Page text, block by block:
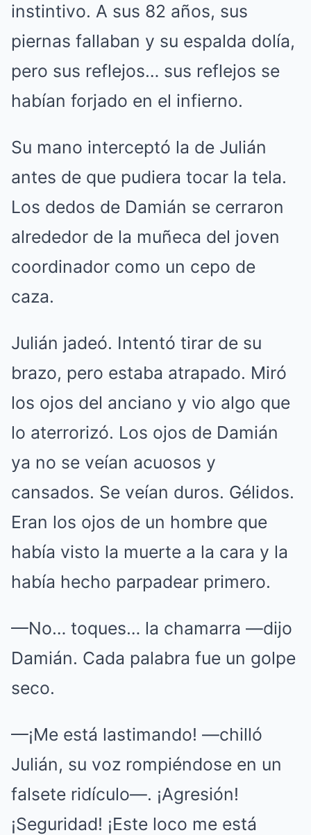
instintivo. A sus 82 años, sus
piernas fallaban y su espalda dolía,
pero sus reflejos… sus reflejos se
habían forjado en el infierno.
Su mano interceptó la de Julián
antes de que pudiera tocar la tela.
Los dedos de Damián se cerraron
alrededor de la muñeca del joven
coordinador como un cepo de
caza.
Julián jadeó. Intentó tirar de su
brazo, pero estaba atrapado. Miró
los ojos del anciano y vio algo que
lo aterrorizó. Los ojos de Damián
ya no se veían acuosos y
cansados. Se veían duros. Gélidos.
Eran los ojos de un hombre que
había visto la muerte a la cara y la
había hecho parpadear primero.
—No… toques… la chamarra —dijo
Damián. Cada palabra fue un golpe
seco.
—¡Me está lastimando! —chilló
Julián, su voz rompiéndose en un
falsete ridículo—. ¡Agresión!
¡Seguridad! ¡Este loco me está